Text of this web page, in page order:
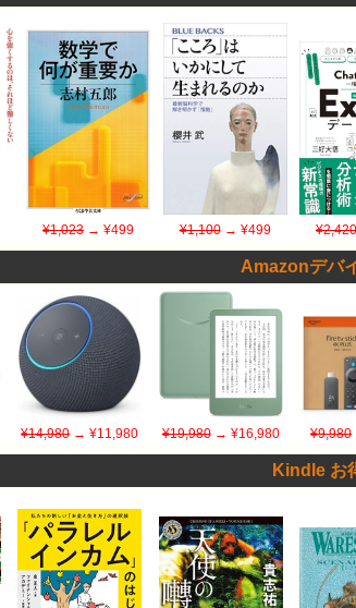
¥1,023 → ¥499 ¥1,100→ ¥499 ¥2,420
Amazonデバ
¥14,980→ ¥11,980 ¥19,980→ ¥16,980 ¥9,980
Kindle お